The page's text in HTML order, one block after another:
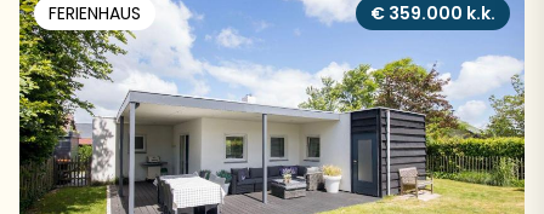
FERIENHAUS € 359.000 k.k.